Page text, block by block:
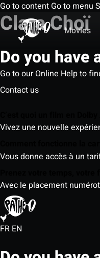
Go to content Go to menu
Movies
Clara Choï
Do you have
Go to our Online Help to
Contact us
Vivez une nouvelle
Vous donne accès à un
Avec le placement
FR EN